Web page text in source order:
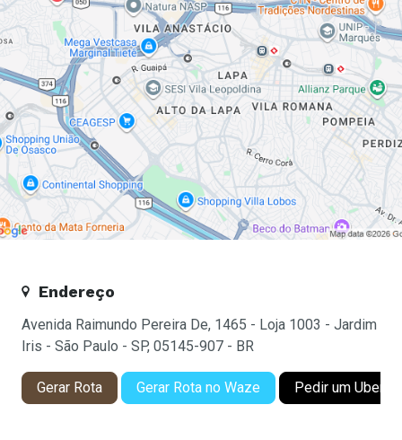
Endereço
Avenida Raimundo Pereira De, 1465 - Loja 1003 - Jardim
Iris - São Paulo - SP, 05145-907 - BR
Gerar Rota Gerar Rota no Waze Pedir um Uber